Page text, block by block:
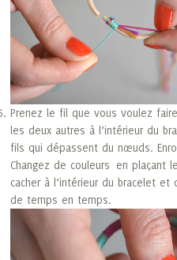
Prenez le fil que vous voulez
les deux autres à l’intérieur du
fils qui dépassent du nœuds.
Changez de couleurs en plaçant
cacher à l’intérieur du bracelet
de temps en temps.